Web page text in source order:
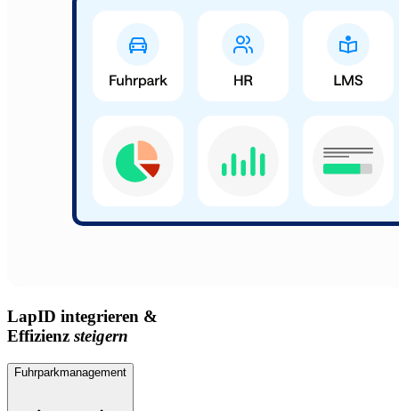
LapID integrieren &
Effizienz steigern
Fuhrparkmanagement